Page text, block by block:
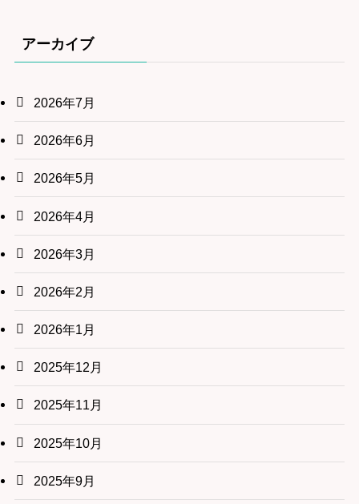
アーカイブ
2026年7月
2026年6月
2026年5月
2026年4月
2026年3月
2026年2月
2026年1月
2025年12月
2025年11月
2025年10月
2025年9月